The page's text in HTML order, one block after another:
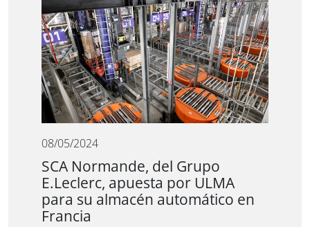
08/05/2024
SCA Normande, del Grupo
E.Leclerc, apuesta por ULMA
para su almacén automático en
Francia